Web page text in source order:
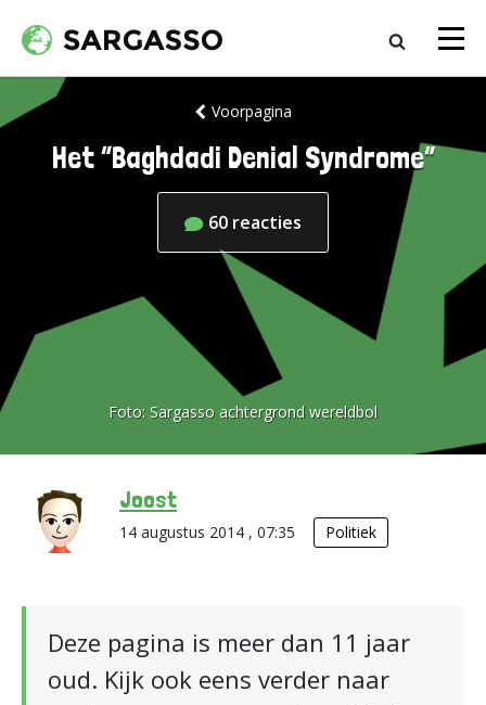
Voorpagina
Het “Baghdadi Denial Syndrome”
60 reacties
Foto: Sargasso achtergrond wereldbol
Joost
14 augustus 2014 , 07:35 Politiek
Deze pagina is meer dan 11 jaar
oud. Kijk ook eens verder naar